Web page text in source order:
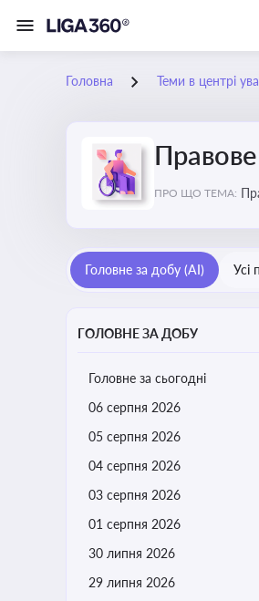
Головна Теми в центрі
Правове
ПРО ЩО ТЕМА:
Головне за добу (AI) Усі
ГОЛОВНЕ ЗА ДОБУ
Головне за сьогодні
06 серпня 2026
05 серпня 2026
04 серпня 2026
03 серпня 2026
01 серпня 2026
30 липня 2026
29 липня 2026